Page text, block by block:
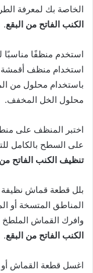
الخاصة بك لمعرفة
الكنب الفاتح من البقع.
استخدم منظفًا مناسبًا
استخدام منظف
باستخدام محلول من
محلول الخل المخفف.
اختبر المنظف على
على السطح بالكامل
تنظيف الكنب الفاتح من
بلل قطعة قماش
المناطق المتسخة أو
وافرك القماش الملطخ
الكنب الفاتح من البقع.
اغسل قطعة القماش أو